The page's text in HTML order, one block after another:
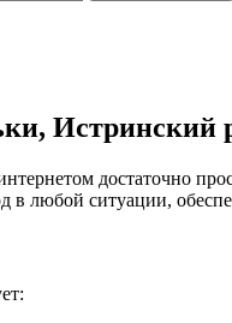
Истринский
достаточно
любой ситуации,